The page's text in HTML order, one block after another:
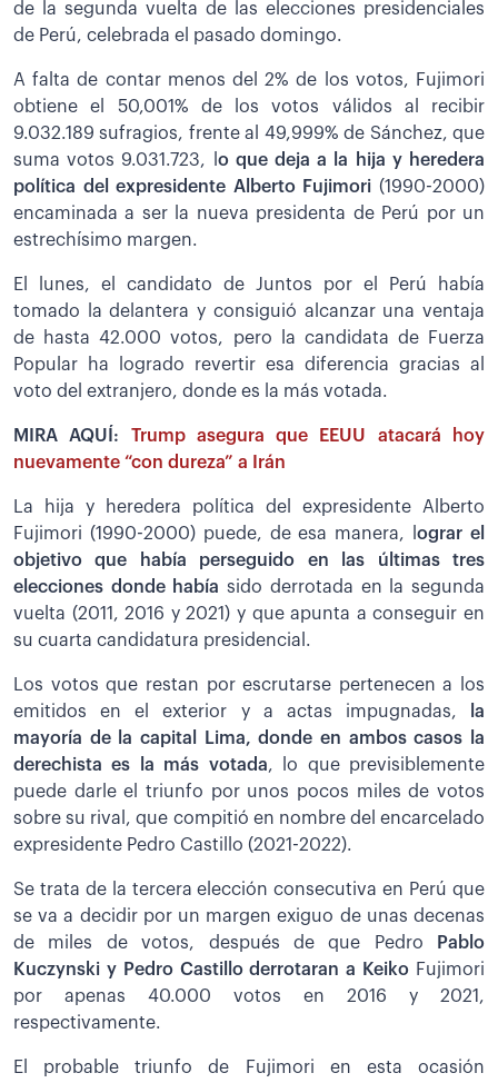
de la segunda vuelta de las elecciones presidenciales
de Perú, celebrada el pasado domingo.
A falta de contar menos del 2% de los votos, Fujimori
obtiene el 50,001% de los votos válidos al recibir
9.032.189 sufragios, frente al 49,999% de Sánchez, que
suma votos 9.031.723, l o que deja a la hija y heredera
política del expresidente Alberto Fujimori (1990-2000)
encaminada a ser la nueva presidenta de Perú por un
estrechísimo margen.
El lunes, el candidato de Juntos por el Perú había
tomado la delantera y consiguió alcanzar una ventaja
de hasta 42.000 votos, pero la candidata de Fuerza
Popular ha logrado revertir esa diferencia gracias al
voto del extranjero, donde es la más votada.
MIRA AQUÍ: Trump asegura que EEUU atacará hoy
nuevamente “con dureza” a Irán
La hija y heredera política del expresidente Alberto
Fujimori (1990-2000) puede, de esa manera, lograr el
objetivo que había perseguido en las últimas tres
elecciones donde había sido derrotada en la segunda
vuelta (2011, 2016 y 2021) y que apunta a conseguir en
su cuarta candidatura presidencial.
Los votos que restan por escrutarse pertenecen a los
emitidos en el exterior y a actas impugnadas,
la
mayoría de la capital Lima, donde en ambos casos la
derechista es la más votada, lo que previsiblemente
puede darle el triunfo por unos pocos miles de votos
sobre su rival, que compitió en nombre del encarcelado
expresidente Pedro Castillo (2021-2022).
Se trata de la tercera elección consecutiva en Perú que
se va a decidir por un margen exiguo de unas decenas
de miles de votos, después de que Pedro
Pablo
Kuczynski y Pedro Castillo derrotaran a Keiko Fujimori
por apenas 40.000 votos en 2016 y 2021,
respectivamente.
El probable triunfo de Fujimori en esta ocasión